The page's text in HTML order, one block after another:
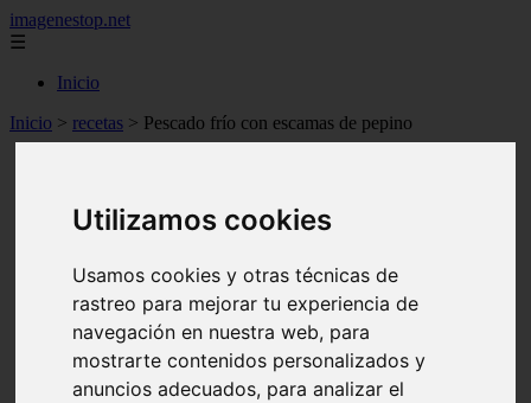
Utilizamos cookies
Usamos cookies y otras técnicas de
rastreo para mejorar tu experiencia de
navegación en nuestra web, para
mostrarte contenidos personalizados y
anuncios adecuados, para analizar el
imagenestop.net
☰
Inicio
Inicio > recetas > Pescado frío con escamas de pepino